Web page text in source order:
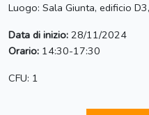
Luogo: Sala Giunta, edificio
Data di inizio: 28/11/2024
Orario: 14:30-17:30
CFU: 1